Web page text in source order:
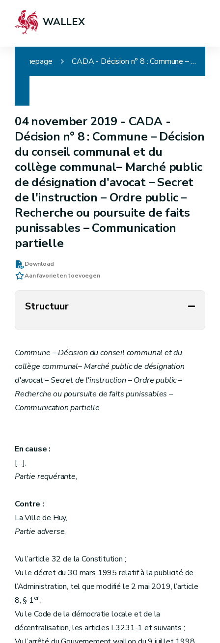
WALLEX
Homepage CADA - Décision n° 8 : Commune – Décision du conseil communal et du collège communal– Marché public de désignation d'avocat – Secret de l'instruction – Ordre public – Recherche ou poursuite de faits punissables – Communication partielle
04 november 2019 - CADA -
Décision n° 8 : Commune – Décision
du conseil communal et du
collège communal– Marché public
de désignation d'avocat – Secret
de l'instruction – Ordre public –
Recherche ou poursuite de faits
punissables – Communication
partielle
Download
Aan favorieten toevoegen
Structuur
Commune – Décision du conseil communal et du
collège communal– Marché public de désignation
d'avocat – Secret de l'instruction – Ordre public –
Recherche ou poursuite de faits punissables –
Communication partielle
En cause :
[…],
Partie requérante,
Contre :
La Ville de Huy,
Partie adverse,
Vu l’article 32 de la Constitution ;
Vu le décret du 30 mars 1995 relatif à la publicité de
l’Administration, tel que modifié le 2 mai 2019, l’article
8, § 1er;
Vu le Code de la démocratie locale et de la
décentralisation, les articles L3231-1 et suivants ;